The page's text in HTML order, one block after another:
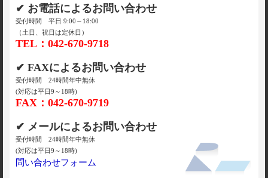
✔ お電話によるお問い合わせ
受付時間 平日 9:00～18:00
（土日、祝日は定休日）
TEL：042-670-9718
✔ FAXによるお問い合わせ
受付時間 24時間年中無休
(対応は平日9～18時)
FAX：042-670-9719
✔ メールによるお問い合わせ
受付時間 24時間年中無休
(対応は平日9～18時)
問い合わせフォーム